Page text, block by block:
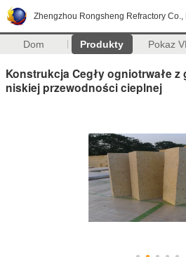
Zhengzhou Rongsheng Refractory Co.,
Dom Produkty Pokaz
Konstrukcja Cegły ogniotrwałe
niskiej przewodności cieplnej